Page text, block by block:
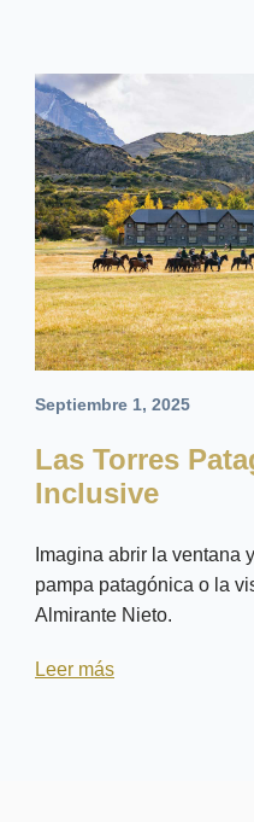
Septiembre 1, 2025
Las Torres
Inclusive
Imagina abrir la ventana
pampa patagónica o la
Almirante Nieto.
Leer más